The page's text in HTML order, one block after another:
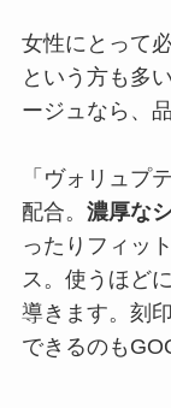
女性にとって
という方も多
ージュなら、
「ヴォリュプ
配合。 濃厚な
ったりフィッ
ス。使うほど
導きます。刻
できるのも